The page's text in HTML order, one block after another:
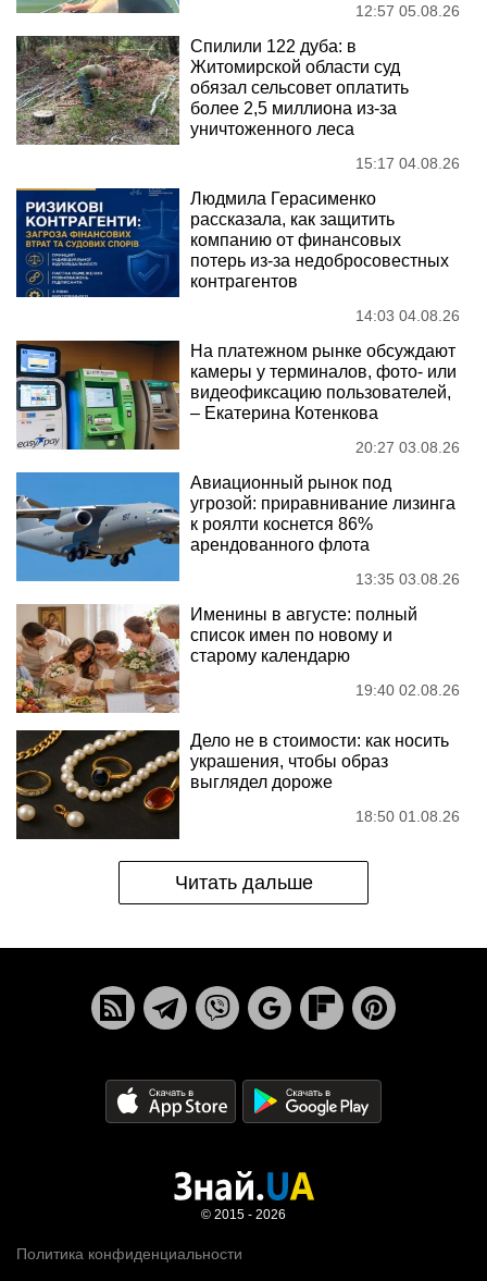
12:57 05.08.26
Спилили 122 дуба: в
Житомирской области суд
обязал сельсовет оплатить
более 2,5 миллиона из-за
уничтоженного леса
15:17 04.08.26
Людмила Герасименко
рассказала, как защитить
компанию от финансовых
потерь из-за недобросовестных
контрагентов
14:03 04.08.26
На платежном рынке обсуждают
камеры у терминалов, фото- или
видеофиксацию пользователей,
– Екатерина Котенкова
20:27 03.08.26
Авиационный рынок под
угрозой: приравнивание лизинга
к роялти коснется 86%
арендованного флота
13:35 03.08.26
Именины в августе: полный
список имен по новому и
старому календарю
19:40 02.08.26
Дело не в стоимости: как носить
украшения, чтобы образ
выглядел дороже
18:50 01.08.26
Читать дальше
Политика конфиденциальности
© 2015 - 2026